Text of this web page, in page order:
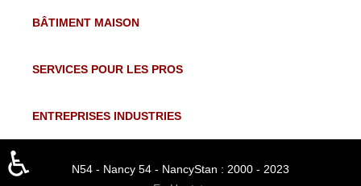
BÂTIMENT MAISON
SERVICES POUR LES PROS
ENTREPRISES INDUSTRIES
N54 - Nancy 54 - NancyStan : 2000 - 2023